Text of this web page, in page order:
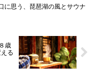
力です。私の応援なんて力に
かりませんが、美味しいお肉
ットを示唆する計算式まで提
会社の動きを見極めるための
一の救いは、会議後に東三国
ルモンを食べに行く楽しみを
乗り切ったこと。頑張った自
なご褒美です。
に思う、琵琶湖の風とサウナ
歳
る